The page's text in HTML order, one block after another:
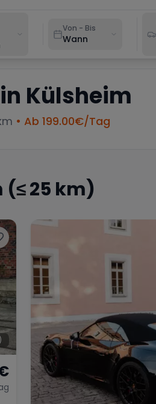
Von - Bis
Wann
Külsheim
• Ab 199.00€/Tag
(≤ 25 km)